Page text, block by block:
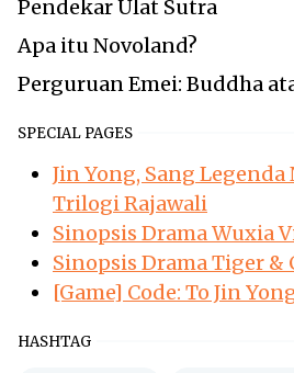
Pendekar Ulat Sutra
Apa itu Novoland?
Perguruan Emei: Buddha
SPECIAL PAGES
Jin Yong, Sang
Trilogi Rajawali
Sinopsis Drama Wuxia
Sinopsis Drama Tiger &
[Game] Code: To Jin
HASHTAG